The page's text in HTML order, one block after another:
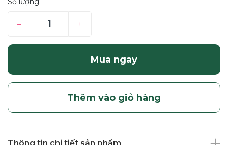
– +
Mua ngay
Thêm vào giỏ hàng
Thông tin chi tiết sản phẩm